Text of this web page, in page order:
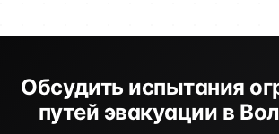
Обсудить испытания
путей эвакуации в